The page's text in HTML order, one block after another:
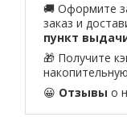
🚚 Оформите
заказ и
пункт
🎁 Получите
😀 Отзывы о